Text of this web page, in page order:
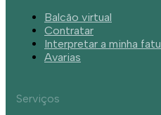
Balcão virtual
Contratar
Interpretar a minha
Avarias
Serviços